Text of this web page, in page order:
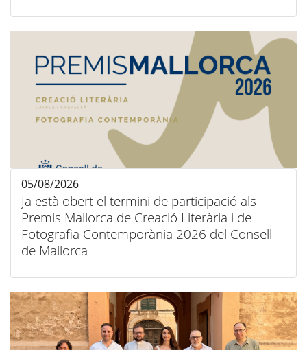
Ja està obert el termini de participació als
Premis Mallorca de Creació Literària i de
Fotografia Contemporània 2026 del Consell
de Mallorca
05/08/2026